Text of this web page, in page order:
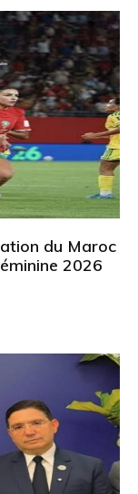
du Maroc
2026